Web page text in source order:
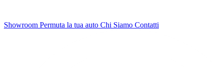
Showroom Permuta la tua auto Chi Siamo Contatti